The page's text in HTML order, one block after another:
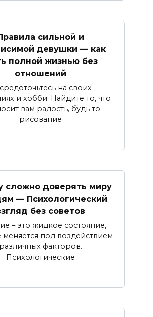
сильной и
девушки — как
полной жизнью без
отношений
на своих
и хобби. Найдите то, что
вам радость, будь то
рисование
сложно доверять миру
— Психологический
без советов
– это жидкое состояние,
меняется под воздействием
различных факторов.
Психологические